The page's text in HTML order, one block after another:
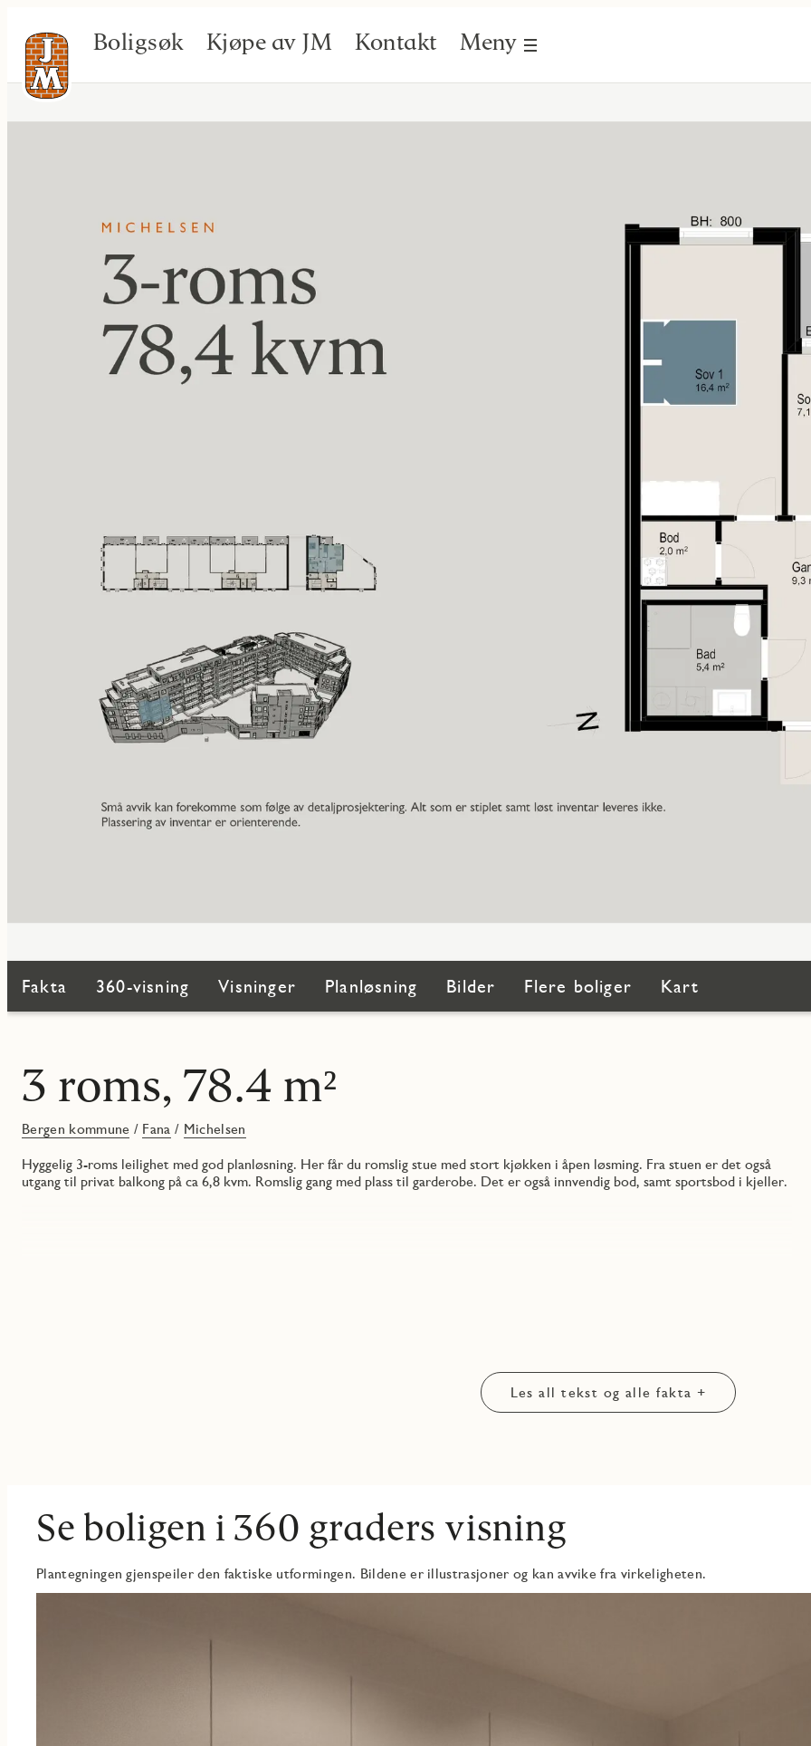
Boligsøk Kjøpe av JM Kontakt Meny
Fakta 360-visning Visninger Planløsning Bilder Flere boliger Kart
3 roms, 78.4 m²
Bergen kommune / Fana / Michelsen
Hyggelig 3-roms leilighet med god planløsning. Her får du romslig stue med stort kjøkken i åpen løsming. Fra stuen er det også
utgang til privat balkong på ca 6,8 kvm. Romslig gang med plass til garderobe. Det er også innvendig bod, samt sportsbod i kjeller.
Les all tekst og alle fakta +
Se boligen i 360 graders visning
Plantegningen gjenspeiler den faktiske utformingen. Bildene er illustrasjoner og kan avvike fra virkeligheten.